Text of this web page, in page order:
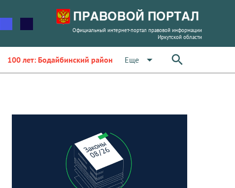
Официальный интернет-портал правовой информации
Иркутской области
100 лет: Бодайбинский район Еще arrow_drop_down